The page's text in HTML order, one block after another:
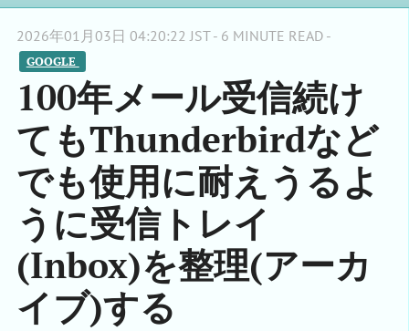
2026年01月03日 04:20:22 JST - 6 MINUTE READ -
GOOGLE
100年メール受信続け
てもThunderbirdなど
でも使用に耐えうるよ
うに受信トレイ
(Inbox)を整理(アーカ
イブ)する